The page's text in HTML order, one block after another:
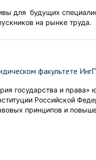
для будущих
на рынке труда.
факультете
государства и права»
Российской
принципов и